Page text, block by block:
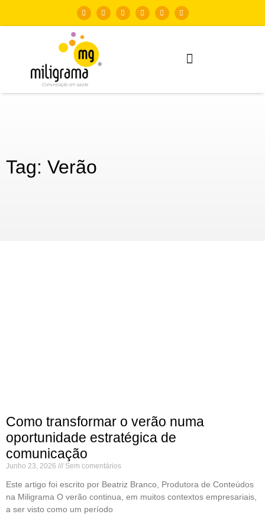
Tag: Verão
Como transformar o verão numa
oportunidade estratégica de
comunicação
Junho 23, 2026 Sem comentários
Este artigo foi escrito por Beatriz Branco, Produtora de Conteúdos
na Miligrama O verão continua, em muitos contextos empresariais,
a ser visto como um período